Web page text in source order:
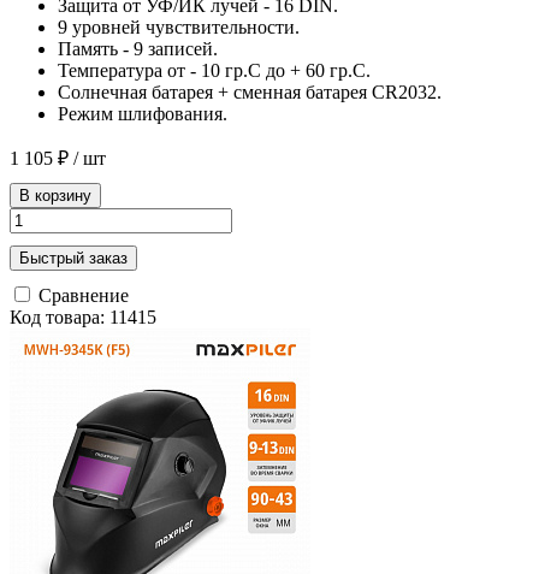
Защита от УФ/ИК лучей - 16 DIN.
9 уровней чувствительности.
Память - 9 записей.
Температура от - 10 гр.С до + 60 гр.С.
Солнечная батарея + сменная батарея CR2032.
Режим шлифования.
1 105 ₽ / шт
В корзину
Быстрый заказ
Сравнение
Код товара: 11415